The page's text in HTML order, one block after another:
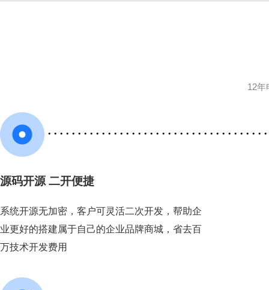
12年
源码开源 二开便捷
系统开源无加密，客户可灵活二次开发，帮助企
业更好的搭建属于自己的企业品牌商城，省去百
万技术开发费用